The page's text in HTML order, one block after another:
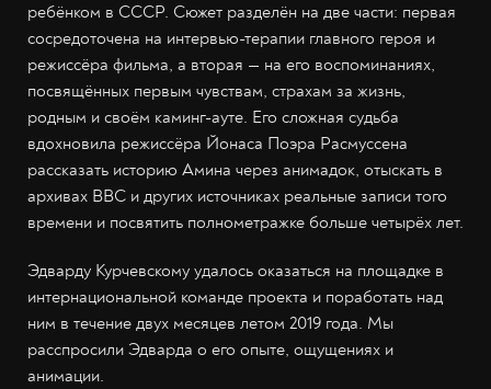
ребёнком в СССР. Сюжет разделён на две части: первая
сосредоточена на интервью-терапии главного героя и
режиссёра фильма, а вторая — на его воспоминаниях,
посвящённых первым чувствам, страхам за жизнь,
родным и своём каминг-ауте. Его сложная судьба
вдохновила режиссёра Йонаса Поэра Расмуссена
рассказать историю Амина через анимадок, отыскать в
архивах BBC и других источниках реальные записи того
времени и посвятить полнометражке больше четырёх лет.
Эдварду Курчевскому удалось оказаться на площадке в
интернациональной команде проекта и поработать над
ним в течение двух месяцев летом 2019 года. Мы
расспросили Эдварда о его опыте, ощущениях и
анимации.